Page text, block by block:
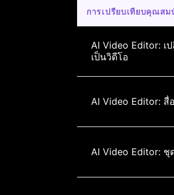
การเปรียบเทียบคุณสม
AI Video Editor:
เป็นวิดีโอ
AI Video Editor: สื่
AI Video Editor: ชุ